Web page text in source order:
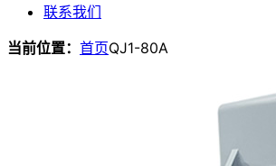
联系我们
当前位置： 首页QJ1-80A